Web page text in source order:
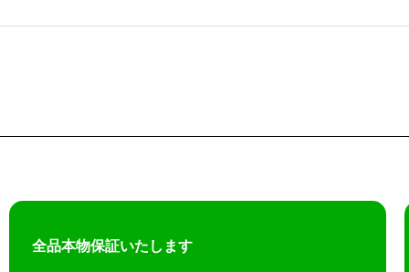
全品本物保証いたします